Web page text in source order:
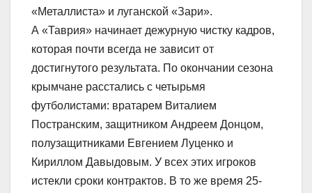
«Металлиста» и луганской «Зари».
А «Таврия» начинает дежурную чистку кадров,
которая почти всегда не зависит от
достигнутого результата. По окончании сезона
крымчане расстались с четырьмя
футболистами: вратарем Виталием
Постранским, защитником Андреем Донцом,
полузащитниками Евгением Луценко и
Кириллом Давыдовым. У всех этих игроков
истекли сроки контрактов. В то же время 25-